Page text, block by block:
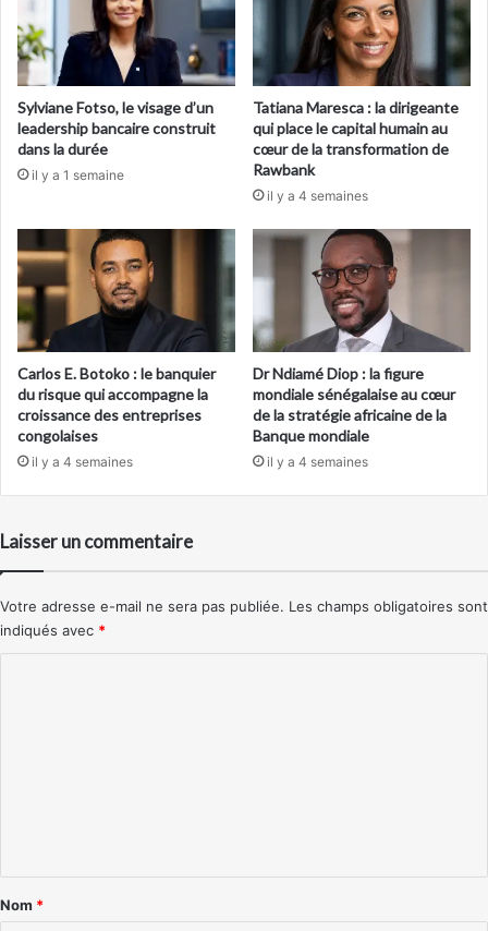
Sylviane Fotso, le visage d’un
leadership bancaire construit
dans la durée
il y a 1 semaine
Tatiana Maresca : la dirigeante
qui place le capital humain au
cœur de la transformation de
Rawbank
il y a 4 semaines
Carlos E. Botoko : le banquier
du risque qui accompagne la
croissance des entreprises
congolaises
il y a 4 semaines
Dr Ndiamé Diop : la figure
mondiale sénégalaise au cœur
de la stratégie africaine de la
Banque mondiale
il y a 4 semaines
Laisser un commentaire
Votre adresse e-mail ne sera pas publiée. Les champs obligatoires sont
indiqués avec *
a
Nom *